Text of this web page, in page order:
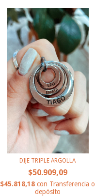
DIJE TRIPLE ARGOLLA
$50.909,09
$45.818,18con Transferencia o
depósito